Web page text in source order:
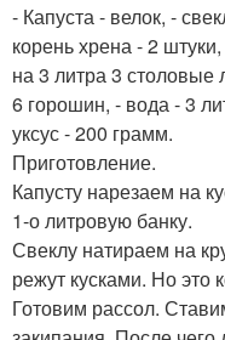
- Капуста - велок, -
корень хрена - 2
на 3 литра 3
6 горошин, - вода - 3
уксус - 200 грамм.
Приготовление.
Капусту нарезаем на
1-о литровую банку.
Свеклу натираем на
режут кусками. Но это
Готовим рассол.